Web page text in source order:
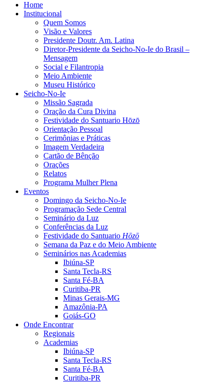
Home
Institucional
Quem Somos
Visão e Valores
Presidente Doutr. Am. Latina
Diretor-Presidente da Seicho-No-Ie do Brasil –
Mensagem
Social e Filantropia
Meio Ambiente
Museu Histórico
Seicho-No-Ie
Missão Sagrada
Oração da Cura Divina
Festividade do Santuario Hōzō
Orientação Pessoal
Cerimônias e Práticas
Imagem Verdadeira
Cartão de Bênção
Orações
Relatos
Programa Mulher Plena
Eventos
Domingo da Seicho-No-Ie
Programação Sede Central
Seminário da Luz
Conferências da Luz
Festividade do Santuario Hōzō
Semana da Paz e do Meio Ambiente
Seminários nas Academias
Ibiúna-SP
Santa Tecla-RS
Santa Fé-BA
Curitiba-PR
Minas Gerais-MG
Amazônia-PA
Goiás-GO
Onde Encontrar
Regionais
Academias
Ibiúna-SP
Santa Tecla-RS
Santa Fé-BA
Curitiba-PR